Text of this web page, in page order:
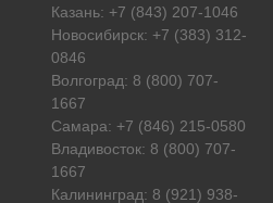
Казань: +7 (843) 207-1046
Новосибирск: +7 (383) 312-
0846
Волгоград: 8 (800) 707-
1667
Самара: +7 (846) 215-0580
Владивосток: 8 (800) 707-
1667
Калининград: 8 (921) 938-